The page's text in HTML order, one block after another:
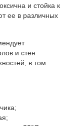
и стойка к
ее в различных
и стен
в том